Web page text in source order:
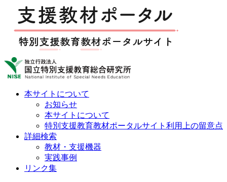
本サイトについて
お知らせ
本サイトについて
特別支援教育教材ポータルサイト利用上の留意点
詳細検索
教材・支援機器
実践事例
リンク集